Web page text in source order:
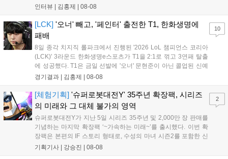
을 빼고 신예 '페인터' 김은후를 투입시키는 강수를 뒀으나 결국
즈' 김수환의 인터뷰 내...
인터뷰 | 김홍제 | 08-08
[LCK] '오너' 빼고, '페인터' 출전한 T1, 한화생명에
패배
8일 종각 치지직 롤파크에서 진행된 '2026 LoL 챔피언스 코리아
(LCK)' 3라운드 한화생명e스포츠가 T1을 2:1로 꺾고 3연패 탈출
에 성공했다. T1은 금일 선발에 '오너' 문현준이 아닌 콜업된 신예
'페인터' 김은후를 투입했지만, 결국 1:2로 패배하고 말았다. T1은
을 빼냈다....
경기결과 | 김홍제 | 08-08
10
[체험기획] '슈퍼로봇대전Y' 35주년 확장팩, 시리즈
의 미래와 그 대체 불가의 영역
슈퍼로봇대전Y가 지난 5일 시리즈 35주년 및 2,000만 장 판매를
기념하는 마지막 확장팩 ‘~가속하는 미래~’를 출시했다. 이번 확
장팩은 본편의 IF 스토리 형태로, 수성의 마녀 시즌2를 포함한 신
규 참전작과 크로스오버 합체기를 선보이며 작품을 완결 짓는다.
기획기사 | 강승진 | 08-08
2